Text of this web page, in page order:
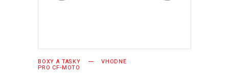
BOXY A TAŠKY VHODNÉ
PRO CF-MOTO